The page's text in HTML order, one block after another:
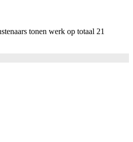
tonen werk op totaal 21